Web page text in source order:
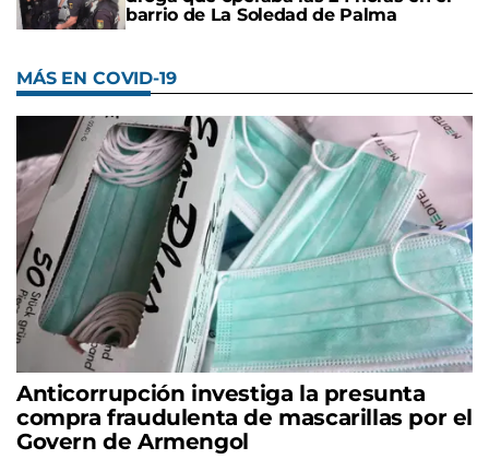
barrio de La Soledad de Palma
MÁS EN COVID-19
Anticorrupción investiga la presunta
compra fraudulenta de mascarillas por el
Govern de Armengol